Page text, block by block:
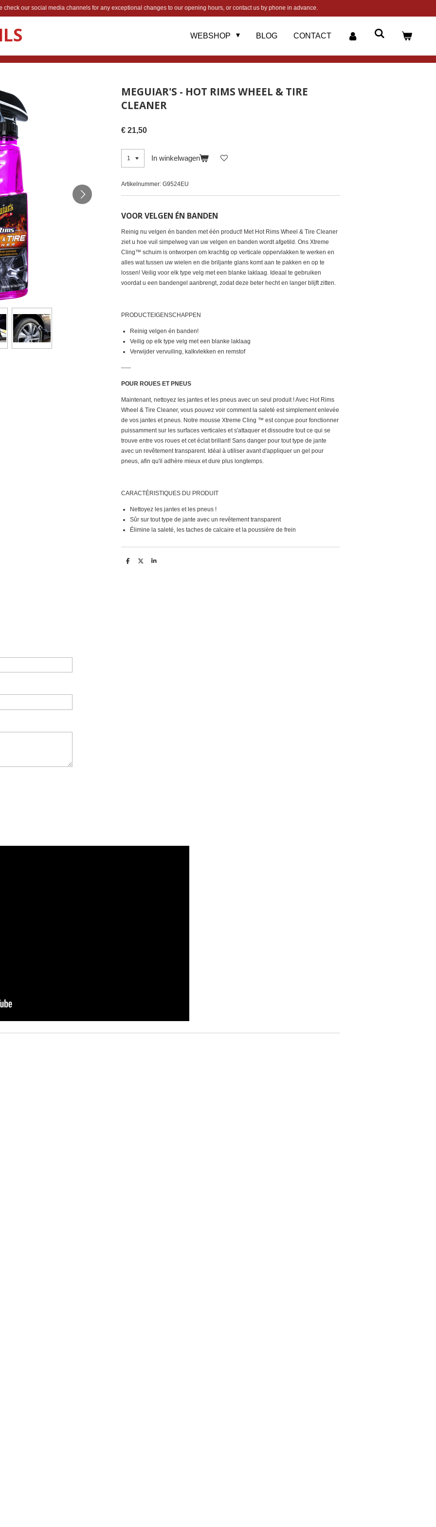
check our social media channels for any exceptional changes to our opening hours, or contact us by phone in advance.
WEBSHOP BLOG CONTACT
MEGUIAR'S - HOT RIMS WHEEL & TIRE
CLEANER
€ 21,50
In winkelwagen
Artikelnummer: G9524EU
VOOR VELGEN ÉN BANDEN
Reinig nu velgen én banden met één product! Met Hot Rims Wheel & Tire Cleaner
ziet u hoe vuil simpelweg van uw velgen en banden wordt afgetild. Ons Xtreme
Cling™ schuim is ontworpen om krachtig op verticale oppervlakken te werken en
alles wat tussen uw wielen en die briljante glans komt aan te pakken en op te
lossen! Veilig voor elk type velg met een blanke laklaag. Ideaal te gebruiken
voordat u een bandengel aanbrengt, zodat deze beter hecht en langer blijft zitten.
PRODUCTEIGENSCHAPPEN
Reinig velgen én banden!
Veilig op elk type velg met een blanke laklaag
Verwijder vervuiling, kalkvlekken en remstof
-----
POUR ROUES ET PNEUS
Maintenant, nettoyez les jantes et les pneus avec un seul produit ! Avec Hot Rims
Wheel & Tire Cleaner, vous pouvez voir comment la saleté est simplement enlevée
de vos jantes et pneus. Notre mousse Xtreme Cling ™ est conçue pour fonctionner
puissamment sur les surfaces verticales et s'attaquer et dissoudre tout ce qui se
trouve entre vos roues et cet éclat brillant! Sans danger pour tout type de jante
avec un revêtement transparent. Idéal à utiliser avant d'appliquer un gel pour
pneus, afin qu'il adhère mieux et dure plus longtemps.
CARACTÉRISTIQUES DU PRODUIT
Nettoyez les jantes et les pneus !
Sûr sur tout type de jante avec un revêtement transparent
Élimine la saleté, les taches de calcaire et la poussière de frein
D
D
S